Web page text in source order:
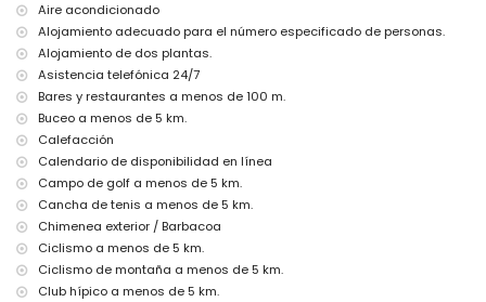
Ribera o litoral más cercano: Mar Mediterráneo, Jávea (a menos de 5
kilómetros de la villa)
Playa más cercana: La Grava, Jávea (a menos de 5 kilómetros de la
villa)
Puerto más cercano: Aduanas del Mar, Jávea (a menos de 5
kilómetros de la villa)
Parque más cercano: Montgó, Jávea (a menos de 5 kilómetros de la
villa)
Aeropuerto más cercano: Alicante (a menos de 100 kilómetros de la
villa)
Segundo aeropuerto más cercano: Valencia (> 100 kilómetros)
No se permiten mascotas
El alojamiento es muy adecuado para familias con niños
Instalaciones y servicios incluidos en el precio del alquiler de la
villa
Aire acondicionado
Alojamiento adecuado para el número especificado de personas.
Alojamiento de dos plantas.
Asistencia telefónica 24/7
Bares y restaurantes a menos de 100 m.
Buceo a menos de 5 km.
Calefacción
Calendario de disponibilidad en línea
Campo de golf a menos de 5 km.
Cancha de tenis a menos de 5 km.
Chimenea exterior / Barbacoa
Ciclismo a menos de 5 km.
Ciclismo de montaña a menos de 5 km.
Club hípico a menos de 5 km.